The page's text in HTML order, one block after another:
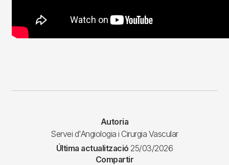
Autoria
Servei d'Angiologia i Cirurgia Vascular
Última actualització 25/03/2026
Compartir